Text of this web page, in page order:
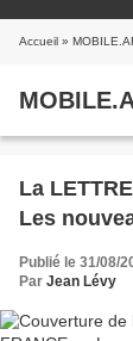
Accueil »
La
Les
Publié le 31/08/
Par Jean Lévy